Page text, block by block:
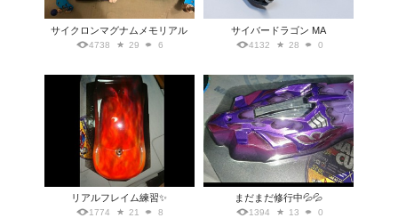
サイクロンマグナムメモリアル
4738 29 6
サイバードラゴン MA
4132 28 0
リアルフレイム練習✨
1774 21 8
まだまだ修行中💦💦
1394 13 0